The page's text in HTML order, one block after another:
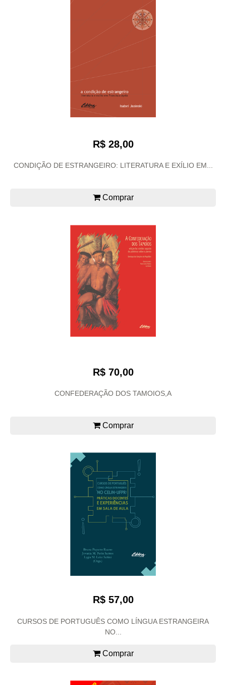
R$ 28,00
CONDIÇÃO DE ESTRANGEIRO: LITERATURA E EXÍLIO EM...
Comprar
R$ 70,00
CONFEDERAÇÃO DOS TAMOIOS,A
Comprar
R$ 57,00
CURSOS DE PORTUGUÊS COMO LÍNGUA ESTRANGEIRA
NO...
Comprar